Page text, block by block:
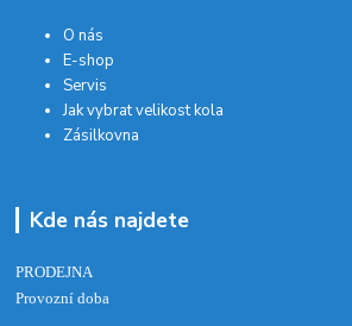
O nás
E-shop
Servis
Jak vybrat velikost kola
Zásilkovna
Kde nás najdete
PRODEJNA
Provozní doba